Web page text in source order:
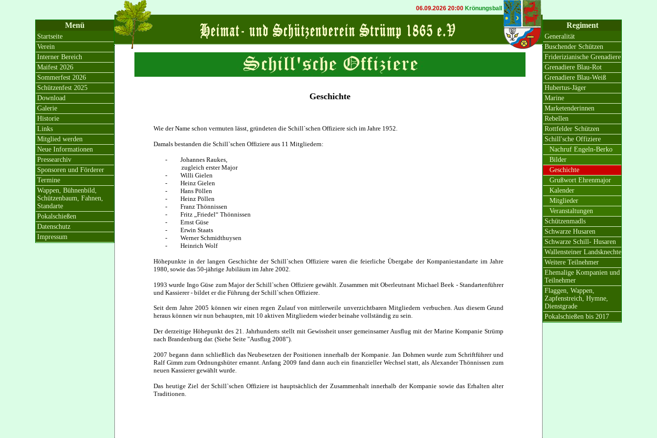
06.09.2026 20:00 Krönungsball in Bösinghoven
Geschichte
Wie der Name schon vermuten lässt, gründeten die Schill`schen Offiziere sich im Jahre 1952.
Damals bestanden die Schill`schen Offiziere aus 11 Mitgliedern:
- Johannes Raukes,
zugleich erster Major
- Willi Gielen
- Heinz Gielen
- Hans Pöllen
- Heinz Pöllen
- Franz Thönnissen
- Fritz „Friedel“ Thönnissen
- Ernst Güse
- Erwin Staats
- Werner Schmidthuysen
- Heinrich Wolf
Höhepunkte in der langen Geschichte der Schill`schen Offiziere waren die feierliche Übergabe der Kompaniestandarte im Jahre
1980, sowie das 50-jährige Jubiläum im Jahre 2002.
1993 wurde Ingo Güse zum Major der Schill`schen Offiziere gewählt. Zusammen mit Oberleutnant Michael Beek - Standartenführer
und Kassierer - bildet er die Führung der Schill`schen Offiziere.
Seit dem Jahre 2005 können wir einen regen Zulauf von mittlerweile unverzichtbaren Mitgliedern verbuchen. Aus diesem Grund
heraus können wir nun behaupten, mit 10 aktiven Mitgliedern wieder beinahe vollständig zu sein.
Der derzeitige Höhepunkt des 21. Jahrhunderts stellt mit Gewissheit unser gemeinsamer Ausflug mit der Marine Kompanie Strümp
nach Brandenburg dar. (Siehe Seite "Ausflug 2008").
2007 begann dann schließlich das Neubesetzen der Positionen innerhalb der Kompanie. Jan Dohmen wurde zum Schriftführer und
Ralf Gimm zum Ordnungshüter ernannt. Anfang 2009 fand dann auch ein finanzieller Wechsel statt, als Alexander Thönnissen zum
neuen Kassierer gewählt wurde.
Das heutige Ziel der Schill`schen Offiziere ist hauptsächlich der Zusammenhalt innerhalb der Kompanie sowie das Erhalten alter
Traditionen.
Menü
Startseite
Verein
Interner Bereich
Maifest 2026
Sommerfest 2026
Schützenfest 2025
Download
Galerie
Historie
Links
Mitglied werden
Neue Informationen
Pressearchiv
Sponsoren und Förderer
Termine
Wappen, Bühnenbild,
Schützenbaum, Fahnen,
Standarte
Pokalschießen
Datenschutz
Impressum
Regiment
Generalität
Buschender Schützen
Friderizianische Grenadiere
Grenadiere Blau-Rot
Grenadiere Blau-Weiß
Hubertus-Jäger
Marine
Marketenderinnen
Rebellen
Rottfelder Schützen
Schill'sche Offiziere
Nachruf Engeln-Berko
Bilder
Geschichte
Grußwort Ehrenmajor
Kalender
Mitglieder
Veranstaltungen
Schützenmadls
Schwarze Husaren
Schwarze Schill- Husaren
Wallensteiner Landsknechte
Weitere Teilnehmer
Ehemalige Kompanien und
Teilnehmer
Flaggen, Wappen,
Zapfenstreich, Hymne,
Dienstgrade
Pokalschießen bis 2017